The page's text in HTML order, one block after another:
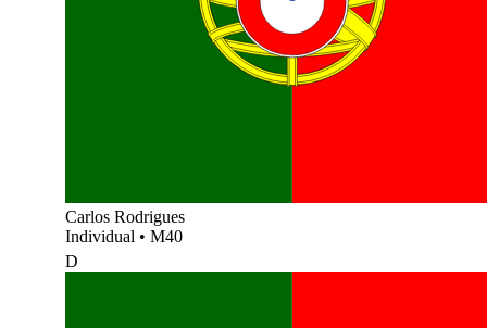
Carlos Rodrigues
Individual • M40
D